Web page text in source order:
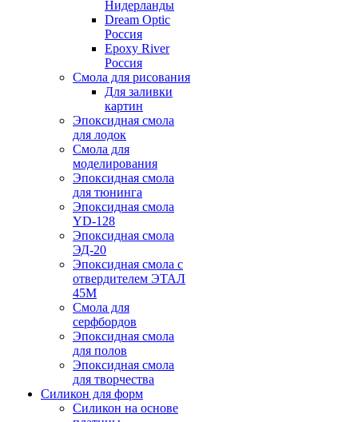
Нидерланды
Dream Optic
Россия
Epoxy River
Россия
Смола для рисования
Для заливки
картин
Эпоксидная смола
для лодок
Смола для
моделирования
Эпоксидная смола
для тюнинга
Эпоксидная смола
YD-128
Эпоксидная смола
ЭД-20
Эпоксидная смола с
отвердителем ЭТАЛ
45М
Смола для
серфбордов
Эпоксидная смола
для полов
Эпоксидная смола
для творчества
Силикон для форм
Силикон на основе